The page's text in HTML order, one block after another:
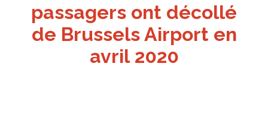
passagers ont décollé
de Brussels Airport en
avril 2020